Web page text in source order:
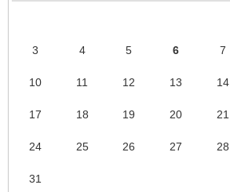
3 4 5 6 7
10 11 12 13 14
17 18 19 20 21
24 25 26 27 28
31